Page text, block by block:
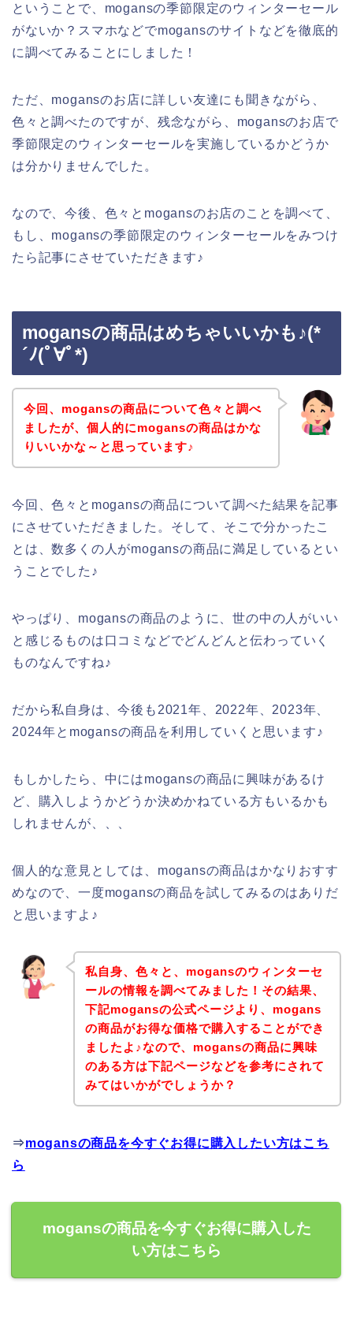
ということで、mogansの季節限定のウィンターセール
がないか？スマホなどでmogansのサイトなどを徹底的
に調べてみることにしました！
ただ、mogansのお店に詳しい友達にも聞きながら、
色々と調べたのですが、残念ながら、mogansのお店で
季節限定のウィンターセールを実施しているかどうか
は分かりませんでした。
なので、今後、色々とmogansのお店のことを調べて、
もし、mogansの季節限定のウィンターセールをみつけ
たら記事にさせていただきます♪
mogansの商品はめちゃいいかも♪(*
´ﾉ(ﾟ∀ﾟ*)
今回、mogansの商品について色々と調べ
ましたが、個人的にmogansの商品はかな
りいいかな～と思っています♪
今回、色々とmogansの商品について調べた結果を記事
にさせていただきました。そして、そこで分かったこ
とは、数多くの人がmogansの商品に満足しているとい
うことでした♪
やっぱり、mogansの商品のように、世の中の人がいい
と感じるものは口コミなどでどんどんと伝わっていく
ものなんですね♪
だから私自身は、今後も2021年、2022年、2023年、
2024年とmogansの商品を利用していくと思います♪
もしかしたら、中にはmogansの商品に興味があるけ
ど、購入しようかどうか決めかねている方もいるかも
しれませんが、、、
個人的な意見としては、mogansの商品はかなりおすす
めなので、一度mogansの商品を試してみるのはありだ
と思いますよ♪
私自身、色々と、mogansのウィンターセ
ールの情報を調べてみました！その結果、
下記mogansの公式ページより、mogans
の商品がお得な価格で購入することができ
ましたよ♪なので、mogansの商品に興味
のある方は下記ページなどを参考にされて
みてはいかがでしょうか？
⇒mogansの商品を今すぐお得に購入したい方はこち
ら
mogansの商品を今すぐお得に購入した
い方はこちら